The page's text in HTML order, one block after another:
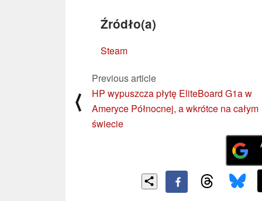
Źródło(a)
Steam
⟨
Previous article
HP wypuszcza płytę EliteBoard G1a w
Ameryce Północnej, a wkrótce na całym
świecie